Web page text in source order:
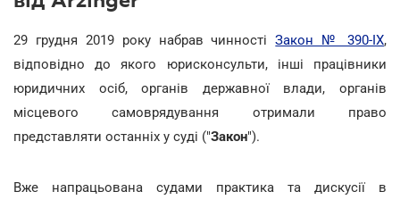
29 грудня 2019 року набрав чинностіЗакон № 390-IX,
відповідно до якого юрисконсульти, інші працівники
юридичних осіб, органів державної влади, органів
місцевого самоврядування отримали право
представляти останніх у суді ("Закон").
Вже напрацьована судами практика та дискусії в